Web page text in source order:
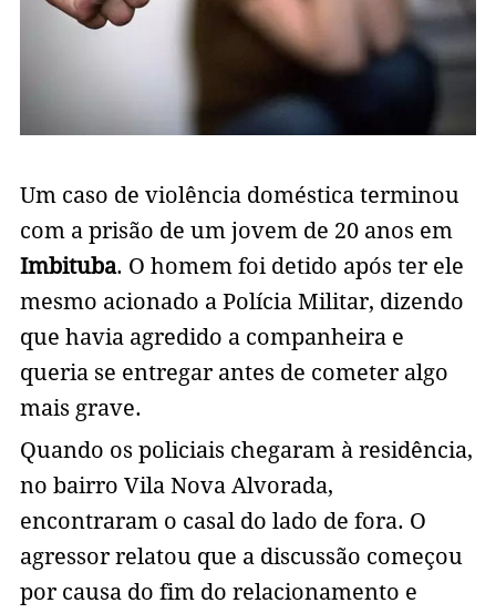
Um caso de violência doméstica terminou
com a prisão de um jovem de 20 anos em
Imbituba. O homem foi detido após ter ele
mesmo acionado a Polícia Militar, dizendo
que havia agredido a companheira e
queria se entregar antes de cometer algo
mais grave.
Quando os policiais chegaram à residência,
no bairro Vila Nova Alvorada,
encontraram o casal do lado de fora. O
agressor relatou que a discussão começou
por causa do fim do relacionamento e